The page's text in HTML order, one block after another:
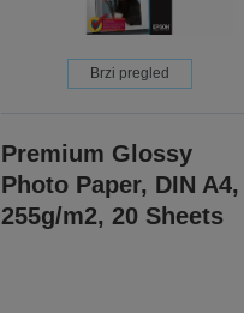
Brzi pregled
Premium Glossy
Photo Paper, DIN A4,
255g/m2, 20 Sheets